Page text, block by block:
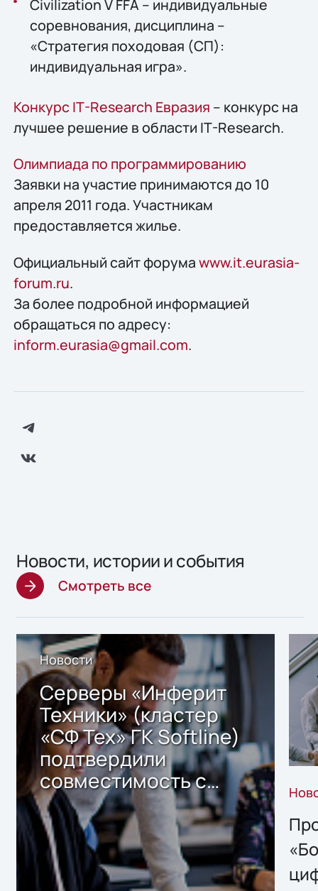
Civilization V FFA – индивидуальные
соревнования, дисциплина –
«Стратегия походовая (СП):
индивидуальная игра».
Конкурс IT-Research Евразия – конкурс на
лучшее решение в области IT-Research.
Олимпиада по программированию
Заявки на участие принимаются до 10
апреля 2011 года. Участникам
предоставляется жилье.
Официальный сайт форумаwww.it.eurasia-
forum.ru.
За более подробной информацией
обращаться по адресу:
inform.eurasia@gmail.com.
Новости, истории и события
Смотреть все
Новости
Серверы «Инферит
Техники» (кластер
«СФ Тех» ГК Softline)
подтвердили
совместимость с
решением Sharx
Storage 2.x для
хранения данных